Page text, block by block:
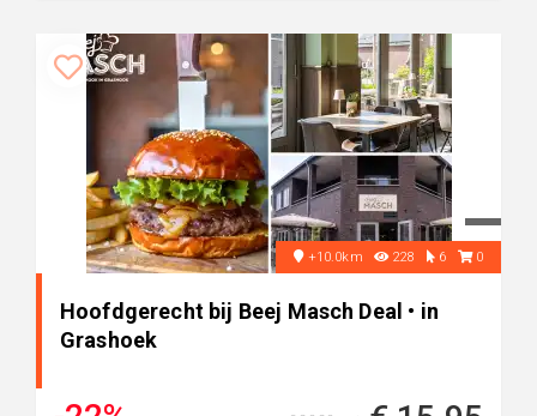
+10.0km 228 6 0
Hoofdgerecht bij Beej Masch Deal • in
Grashoek